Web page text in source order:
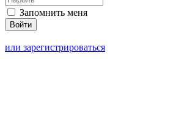
Запомнить меня
или зарегистрироваться